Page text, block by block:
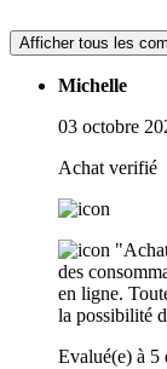
Afficher tous les
Michelle
03 octobre
Achat verifié
des
en ligne.
la possibilité
Evalué(e) à 5